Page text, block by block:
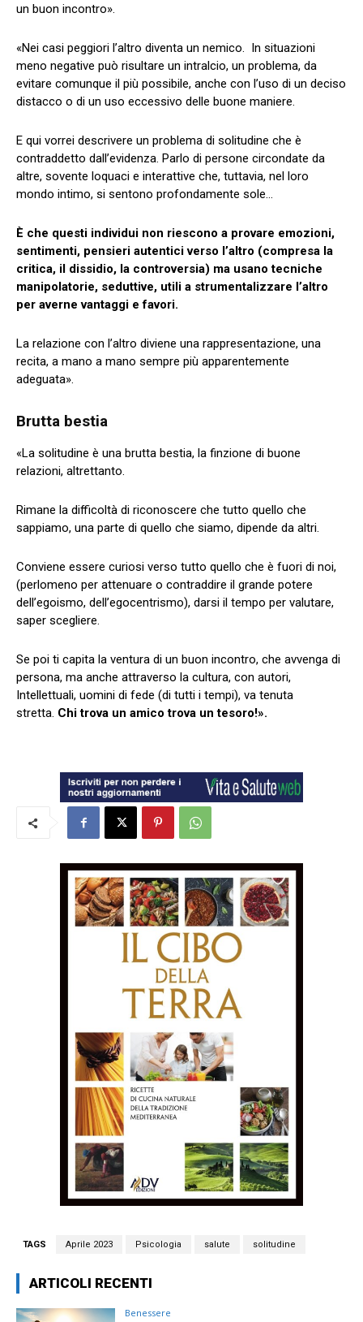
un buon incontro».
«Nei casi peggiori l’altro diventa un nemico. In situazioni
meno negative può risultare un intralcio, un problema, da
evitare comunque il più possibile, anche con l’uso di un deciso
distacco o di un uso eccessivo delle buone maniere.
E qui vorrei descrivere un problema di solitudine che è
contraddetto dall’evidenza. Parlo di persone circondate da
altre, sovente loquaci e interattive che, tuttavia, nel loro
mondo intimo, si sentono profondamente sole…
È che questi individui non riescono a provare emozioni,
sentimenti, pensieri autentici verso l’altro (compresa la
critica, il dissidio, la controversia) ma usano tecniche
manipolatorie, seduttive, utili a strumentalizzare l’altro
per averne vantaggi e favori.
La relazione con l’altro diviene una rappresentazione, una
recita, a mano a mano sempre più apparentemente
adeguata».
Brutta bestia
«La solitudine è una brutta bestia, la finzione di buone
relazioni, altrettanto.
Rimane la difficoltà di riconoscere che tutto quello che
sappiamo, una parte di quello che siamo, dipende da altri.
Conviene essere curiosi verso tutto quello che è fuori di noi,
(perlomeno per attenuare o contraddire il grande potere
dell’egoismo, dell’egocentrismo), darsi il tempo per valutare,
saper scegliere.
Se poi ti capita la ventura di un buon incontro, che avvenga di
persona, ma anche attraverso la cultura, con autori,
Intellettuali, uomini di fede (di tutti i tempi), va tenuta
stretta. Chi trova un amico trova un tesoro!».
TAGS Aprile 2023 Psicologia salute solitudine
ARTICOLI RECENTI
Benessere